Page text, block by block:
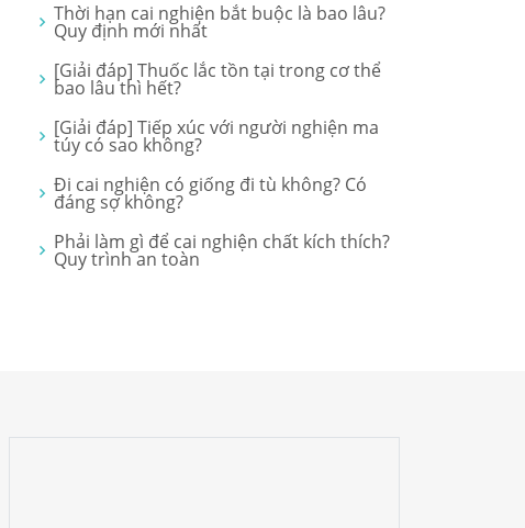
Thời hạn cai nghiện bắt buộc là bao lâu?
Quy định mới nhất
[Giải đáp] Thuốc lắc tồn tại trong cơ thể
bao lâu thì hết?
[Giải đáp] Tiếp xúc với người nghiện ma
túy có sao không?
Đi cai nghiện có giống đi tù không? Có
đáng sợ không?
Phải làm gì để cai nghiện chất kích thích?
Quy trình an toàn